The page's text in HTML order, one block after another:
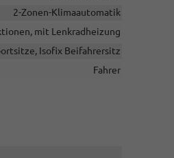
2-Zonen-Klimaautomatik
mit Lenkradheizung
Isofix Beifahrersitz
Fahrer